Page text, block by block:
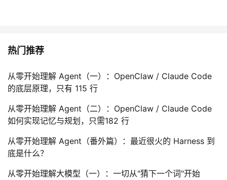
热门推荐
从零开始理解 Agent（一）：OpenClaw / Claude Code
的底层原理，只有 115 行
从零开始理解 Agent（二）：OpenClaw / Claude Code
如何实现记忆与规划，只需182 行
从零开始理解 Agent（番外篇）：最近很火的 Harness 到
底是什么？
从零开始理解大模型（一）：一切从"猜下一个词"开始